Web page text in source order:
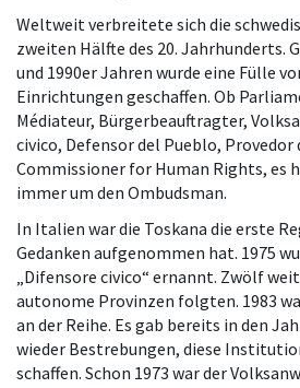
Weltweit verbreitete sich die
zweiten Hälfte des 20. Jahrhunderts.
und 1990er Jahren wurde eine Fülle
Einrichtungen geschaffen. Ob
Médiateur, Bürgerbeauftragter,
civico, Defensor del Pueblo, Provedor
Commissioner for Human Rights, es
immer um den Ombudsman.
In Italien war die Toskana die erste
Gedanken aufgenommen hat. 1975
„Difensore civico“ ernannt. Zwölf
autonome Provinzen folgten. 1983
an der Reihe. Es gab bereits in den
wieder Bestrebungen, diese
schaffen. Schon 1973 war der